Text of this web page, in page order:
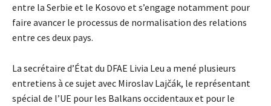
entre la Serbie et le Kosovo et s’engage notamment pour
faire avancer le processus de normalisation des relations
entre ces deux pays.
La secrétaire d’État du DFAE Livia Leu a mené plusieurs
entretiens à ce sujet avec Miroslav Lajčák, le représentant
spécial de l’UE pour les Balkans occidentaux et pour le